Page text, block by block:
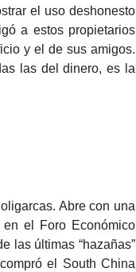
el uso deshonesto
a estos propietarios
y el de sus amigos.
las del dinero, es la
Abre con una
el Foro Económico
las últimas “hazañas”
el South China